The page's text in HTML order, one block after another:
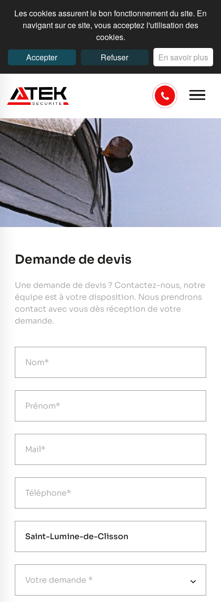
Les cookies assurent le bon fonctionnement du site. En
navigant sur ce site, vous acceptez l'utilisation des
cookies.
Accepter
Refuser En savoir plus
Demande de devis
Une demande de devis ? Contactez-nous, notre
équipe est à votre disposition. Nous prendrons
contact avec vous dès réception de votre
demande.